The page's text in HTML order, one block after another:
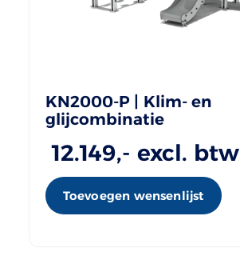
KN2000-P | Klim- en
glijcombinatie
12.149,- excl. btw
Toevoegen wensenlijst